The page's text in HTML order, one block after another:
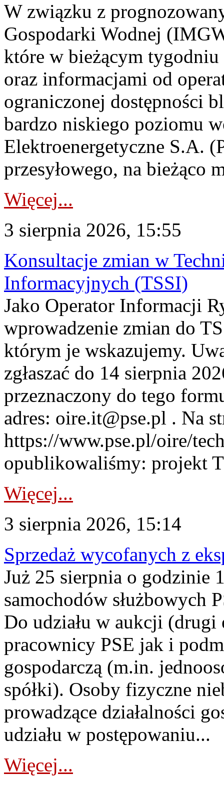
W związku z
Gospodarki Wodnej
które w bieżącym tygodniu
oraz informacjami od
ograniczonej dostępności
bardzo niskiego poziomu
Elektroenergetyczne S.A.
przesyłowego, na bieżąco
Więcej...
3 sierpnia 2026, 15:55
Konsultacje zmian w
Informacyjnych (TSSI)
Jako Operator Informacji
wprowadzenie zmian do
którym je wskazujemy.
zgłaszać do 14 sierpnia
przeznaczony do tego
adres: oire.it@pse.pl . Na
https://www.pse.pl/oire/
opublikowaliśmy: projekt
Więcej...
3 sierpnia 2026, 15:14
Sprzedaż wycofanych z
Już 25 sierpnia o godzinie
samochodów służbowych
Do udziału w aukcji (drugi
pracownicy PSE jak i
gospodarczą (m.in.
spółki). Osoby fizyczne
prowadzące działalności
udziału w postępowaniu...
Więcej...